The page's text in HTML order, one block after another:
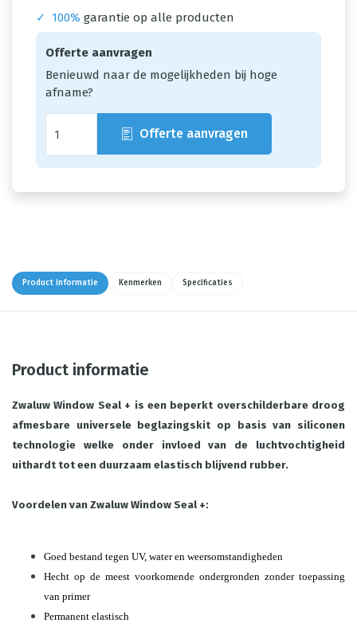
✓
100% garantie op alle producten
Offerte aanvragen
Benieuwd naar de mogelijkheden bij hoge
afname?
Offerte aanvragen
Product informatie Kenmerken Specificaties
Product informatie
Zwaluw Window Seal + is een beperkt overschilderbare droog
afmesbare universele beglazingskit op basis van siliconen
technologie welke onder invloed van de luchtvochtigheid
uithardt tot een duurzaam elastisch blijvend rubber.
Voordelen van Zwaluw Window Seal +:
Goed bestand tegen UV, water en weersomstandigheden
Hecht op de meest voorkomende ondergronden zonder toepassing
van primer
Permanent elastisch